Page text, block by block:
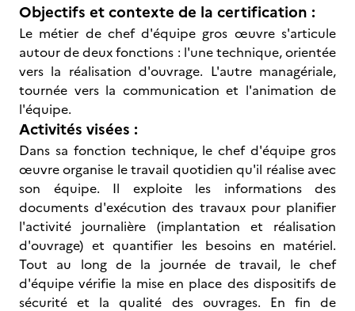
Objectifs et contexte de la certification :
Le métier de chef d'équipe gros œuvre s'articule
autour de deux fonctions : l'une technique, orientée
vers la réalisation d'ouvrage. L'autre managériale,
tournée vers la communication et l'animation de
l'équipe.
Activités visées :
Dans sa fonction technique, le chef d'équipe gros
œuvre organise le travail quotidien qu'il réalise avec
son équipe. Il exploite les informations des
documents d'exécution des travaux pour planifier
l'activité journalière (implantation et réalisation
d'ouvrage) et quantifier les besoins en matériel.
Tout au long de la journée de travail, le chef
d'équipe vérifie la mise en place des dispositifs de
sécurité et la qualité des ouvrages. En fin de